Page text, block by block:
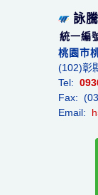
詠
統一編
桃園市
(102)彰
Tel:
Fax:
Email: